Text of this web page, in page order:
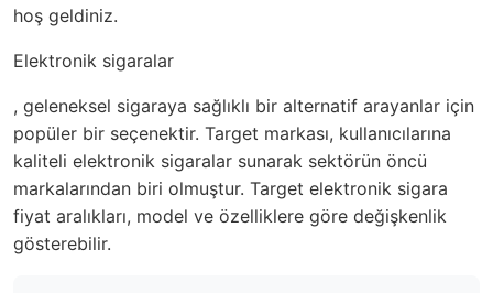
hoş geldiniz.
Elektronik sigaralar
, geleneksel sigaraya sağlıklı bir alternatif arayanlar için
popüler bir seçenektir. Target markası, kullanıcılarına
kaliteli elektronik sigaralar sunarak sektörün öncü
markalarından biri olmuştur. Target elektronik sigara
fiyat aralıkları, model ve özelliklere göre değişkenlik
gösterebilir.